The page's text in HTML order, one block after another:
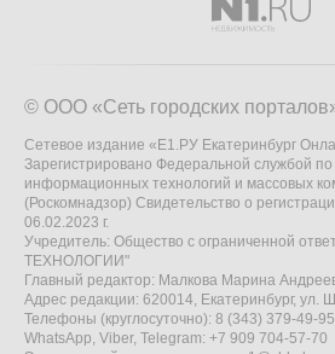
© ООО «Сеть городских
Сетевое издание «Е1.РУ Екатеринбург
Зарегистрировано Федеральной службой
информационных технологий и массовых
(Роскомнадзор) Свидетельство о
06.02.2023 г.
Учредитель: Общество с ограниченной
ТЕХНОЛОГИИ"
Главный редактор: Малкова Марина
Адрес редакции: 620014, Екатеринбург, ул.
Телефоны (круглосуточно): 8 (343) 379-49-
WhatsApp, Viber, Telegram: +7 909 704-57-70